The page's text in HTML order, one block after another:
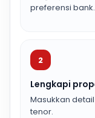
preferensi bank.
2
Lengkapi
Masukkan
tenor.